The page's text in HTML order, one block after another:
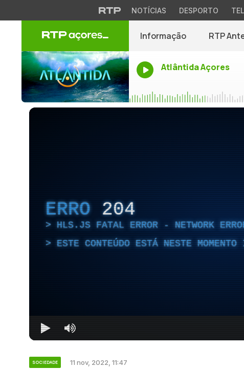
NOTÍCIAS DESPORTO
Informação RTP
Atlântida Açores
ERRO 204
HLS.JS FATAL ERROR - NETWORK
ESTE CONTEÚDO ESTÁ NESTE
SOCIEDADE 11 nov, 2022, 11:47